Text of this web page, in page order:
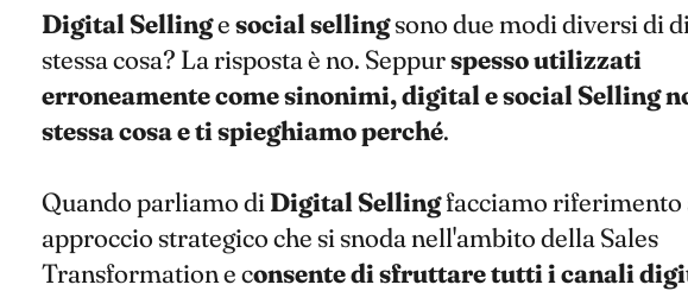
Digital Sellingesocialsellingsono due modi diversi di
stessa cosa? La risposta è no. Seppurspesso utilizzati
erroneamente come sinonimi, digital e social Selling
stessa cosa e ti spieghiamo perché.
Quando parliamo diDigitalSellingfacciamo riferimento
approccio strategico che si snoda nell'ambito della Sales
Transformation e consente di sfruttare tutti i canali